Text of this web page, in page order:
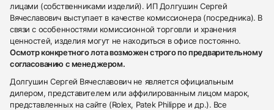
лицами (собственниками изделий). ИП Долгушин Сергей
Вячеславович выступает в качестве комиссионера (посредника). В
связи с особенностями комиссионной торговли и хранения
ценностей, изделия могут не находиться в офисе постоянно.
Осмотр конкретного лота возможен строго по предварительному
согласованию с менеджером.
Долгушин Сергей Вячеславович не является официальным
дилером, представителем или аффилированным лицом марок,
представленных на сайте (Rolex, Patek Philippe и др.). Все